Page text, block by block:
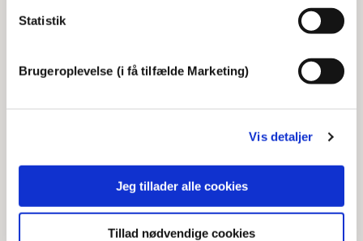
Statistik
Brugeroplevelse (i få tilfælde Marketing)
Vis detaljer
Jeg tillader alle cookies
Tillad nødvendige cookies
personalet må hælde vand/olier på saunaovne.
Adgang
Omklædning og afvaskning